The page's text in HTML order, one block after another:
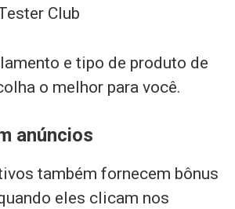
Club
e tipo de produto de
o melhor para você.
anúncios
também fornecem bônus
eles clicam nos